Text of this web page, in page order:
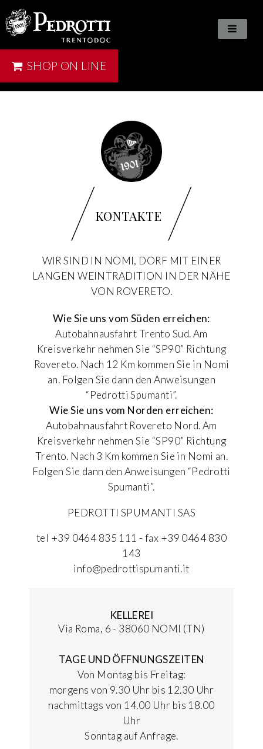
SHOP ON LINE
/KONTAKTE /
WIR SIND IN NOMI, DORF MIT EINER
LANGEN WEINTRADITION IN DER NÄHE
VON ROVERETO.
Wie Sie uns vom Süden erreichen:
Autobahnausfahrt Trento Sud. Am
Kreisverkehr nehmen Sie “SP90” Richtung
Rovereto. Nach 12 Km kommen Sie in Nomi
an. Folgen Sie dann den Anweisungen
“Pedrotti Spumanti”.
Wie Sie uns vom Norden erreichen:
Autobahnausfahrt Rovereto Nord. Am
Kreisverkehr nehmen Sie “SP90” Richtung
Trento. Nach 3 Km kommen Sie in Nomi an.
Folgen Sie dann den Anweisungen “Pedrotti
Spumanti”.
PEDROTTI SPUMANTI SAS
tel +39 0464 835 111 - fax +39 0464 830
143
info@pedrottispumanti.it
KELLEREI
Via Roma, 6 - 38060 NOMI (TN)
TAGE UND ÖFFNUNGSZEITEN
Von Montag bis Freitag:
morgens von 9.30 Uhr bis 12.30 Uhr
nachmittags von 14.00 Uhr bis 18.00
Uhr
Sonntag auf Anfrage.